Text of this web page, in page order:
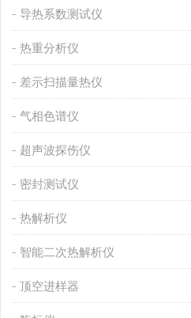
导热系数测试仪
热重分析仪
差示扫描量热仪
气相色谱仪
超声波探伤仪
密封测试仪
热解析仪
智能二次热解析仪
顶空进样器